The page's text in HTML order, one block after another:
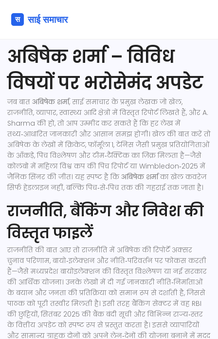
अबिषेक शर्मा – विविध
विषयों पर भरोसेमंद अपडेट
जब बात अबिषेक शर्मा,साई समाचार के प्रमुख लेखक जो खेल,
राजनीति, व्यापार, स्वास्थ्य आदि क्षेत्रों में विस्तृत रिपोर्ट लिखते हैं, और A.
Sharma की हो, तो आप उम्मीद कर सकते हैं कि हर लेख में
तथ्य‑आधारित जानकारी और आसान समझ होगी।खेलकी बात करें तो
अबिषेक के लेखों में क्रिकेट, फ़ॉर्मूला 1, टेनिस जैसी प्रमुख प्रतियोगिताओं
के आँकड़े, पिच विश्लेषण और टीम‑टैक्टिक का ज़िक्र मिलता है—जैसे
कोलंबो में महिला विश्व कप की पिच रिपोर्ट या Wimbledon‑2025 में
जैनिक सिंनर की जीत। यह स्पष्ट है कि अबिषेक शर्माका खेल कवरेज
सिर्फ हेडलाइन नहीं, बल्कि पिच‑से‑पिच तक की गहराई तक जाता है।
राजनीति, बैंकिंग और निवेश की
विस्तृत फाइलें
राजनीति की बात आए तोराजनीतिमें अबिषेक की रिपोर्टें अक्सर
चुनाव परिणाम, बायो‑इलेक्शन और नीति‑परिवर्तन पर फोकस करती
हैं—जैसे मध्यप्रदेश बायोइलेक्शन की विस्तृत विश्लेषण या नई सरकार
की आर्थिक योजना। उनके लेखों में दी गई जानकारी नीति‑निर्माताओं
के बयान और जनता की प्रतिक्रिया को समान रूप से दर्शाती है, जिससे
पाठक को पूरी तस्वीर मिलती है। इसी तरहबैंकिंग सेक्टर में वह RBI
की छुट्टियों, सितंबर 2025 की बैंक बंदी सूची और विभिन्न राज्य‑स्तर
के वित्तीय अपडेट को स्पष्ट रूप से प्रस्तुत करता है। इससे व्यापारियों
और सामान्य ग्राहक दोनों को अपने लेन‑देनों की योजना बनाने में मदद